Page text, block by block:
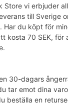
Store vi erbjuder
till Sverige
Har du köpt för
kosta 70 SEK,
30-dagars
tar emot dina
beställa en